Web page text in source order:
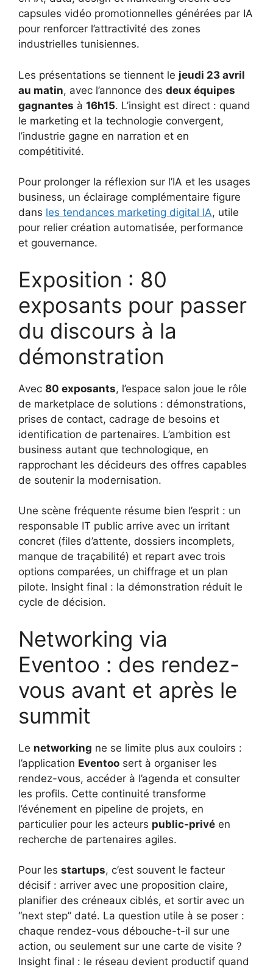
capsules vidéo promotionnelles générées par IA
pour renforcer l’attractivité des zones
industrielles tunisiennes.
Les présentations se tiennent le jeudi 23 avril
au matin, avec l’annonce des deux équipes
gagnantes à 16h15. L’insight est direct : quand
le marketing et la technologie convergent,
l’industrie gagne en narration et en
compétitivité.
Pour prolonger la réflexion sur l’IA et les usages
business, un éclairage complémentaire figure
dans les tendances marketing digital IA, utile
pour relier création automatisée, performance
et gouvernance.
Exposition : 80
exposants pour passer
du discours à la
démonstration
Avec 80 exposants, l’espace salon joue le rôle
de marketplace de solutions : démonstrations,
prises de contact, cadrage de besoins et
identification de partenaires. L’ambition est
business autant que technologique, en
rapprochant les décideurs des offres capables
de soutenir la modernisation.
Une scène fréquente résume bien l’esprit : un
responsable IT public arrive avec un irritant
concret (files d’attente, dossiers incomplets,
manque de traçabilité) et repart avec trois
options comparées, un chiffrage et un plan
pilote. Insight final : la démonstration réduit le
cycle de décision.
Networking via
Eventoo : des rendez-
vous avant et après le
summit
Le networking ne se limite plus aux couloirs :
l’application Eventoo sert à organiser les
rendez-vous, accéder à l’agenda et consulter
les profils. Cette continuité transforme
l’événement en pipeline de projets, en
particulier pour les acteurs public-privé en
recherche de partenaires agiles.
Pour les startups, c’est souvent le facteur
décisif : arriver avec une proposition claire,
planifier des créneaux ciblés, et sortir avec un
“next step” daté. La question utile à se poser :
chaque rendez-vous débouche-t-il sur une
action, ou seulement sur une carte de visite ?
Insight final : le réseau devient productif quand